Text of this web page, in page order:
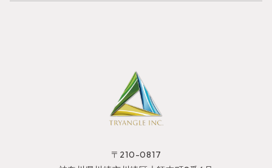
〒210-0817